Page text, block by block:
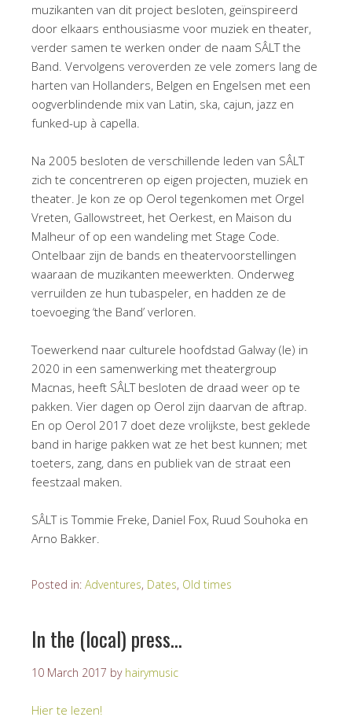
muzikanten van dit project besloten, geïnspireerd
door elkaars enthousiasme voor muziek en theater,
verder samen te werken onder de naam SÂLT the
Band. Vervolgens veroverden ze vele zomers lang de
harten van Hollanders, Belgen en Engelsen met een
oogverblindende mix van Latin, ska, cajun, jazz en
funked-up à capella.
Na 2005 besloten de verschillende leden van SÂLT
zich te concentreren op eigen projecten, muziek en
theater. Je kon ze op Oerol tegenkomen met Orgel
Vreten, Gallowstreet, het Oerkest, en Maison du
Malheur of op een wandeling met Stage Code.
Ontelbaar zijn de bands en theatervoorstellingen
waaraan de muzikanten meewerkten. Onderweg
verruilden ze hun tubaspeler, en hadden ze de
toevoeging ‘the Band’ verloren.
Toewerkend naar culturele hoofdstad Galway (Ie) in
2020 in een samenwerking met theatergroup
Macnas, heeft SÂLT besloten de draad weer op te
pakken. Vier dagen op Oerol zijn daarvan de aftrap.
En op Oerol 2017 doet deze vrolijkste, best geklede
band in harige pakken wat ze het best kunnen; met
toeters, zang, dans en publiek van de straat een
feestzaal maken.
SÂLT is Tommie Freke, Daniel Fox, Ruud Souhoka en
Arno Bakker.
Posted in: Adventures, Dates, Old times
In the (local) press…
10 March 2017 by hairymusic
Hier te lezen!